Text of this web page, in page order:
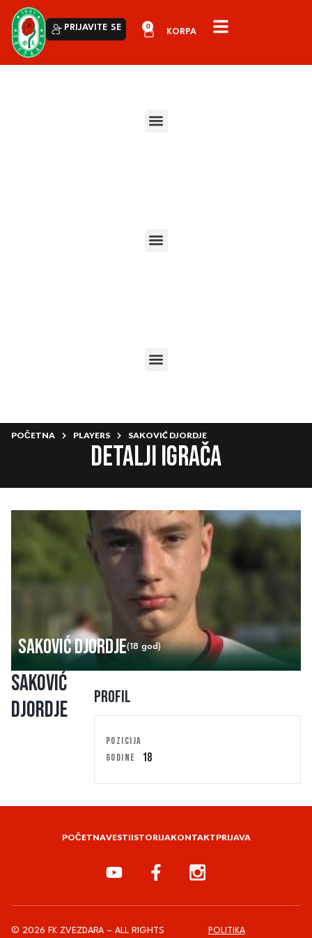
PRIJAVITE SE 0
POČETNA PLAYERS SAKOVIĆ DJORDJE
Detalji igrača
Saković Djordje(18 god)
Saković
Djordje
Profil
POZICIJA
GODINE
18
POČETNAVESTIISTORIJAKONTAKTPRIJAVA
© 2026 FK ZVEZDARA – ALL RIGHTS POLITIKA